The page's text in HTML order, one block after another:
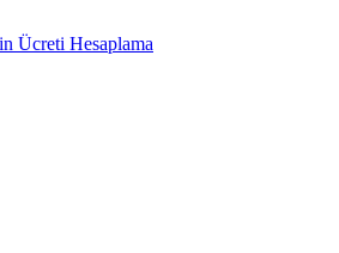
Ücreti Hesaplama